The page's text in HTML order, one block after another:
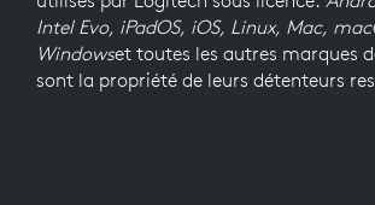
Intel Evo, iPadOS, iOS, Linux, Mac,
Windowset toutes les autres marques
sont la propriété de leurs détenteurs